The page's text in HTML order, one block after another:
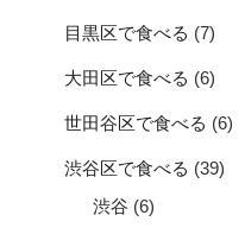
目黒区で食べる (7)
大田区で食べる (6)
世田谷区で食べる (6)
渋谷区で食べる (39)
渋谷 (6)